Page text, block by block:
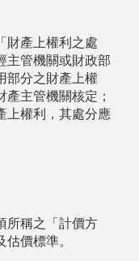
財產上權利之處
主管機關或財政部
部分之財產上權
主管機關核定；
上權利，其處分應
所稱之「計價方
價標準。